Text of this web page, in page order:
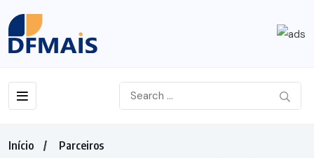
Início
Parceiros